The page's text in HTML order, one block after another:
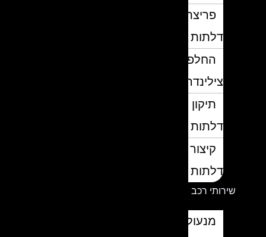
פריצת
דלתות
החלפת
צילינדרים
תיקון
דלתות
קיצור
דלתות
שירותי רכב
מנעולן